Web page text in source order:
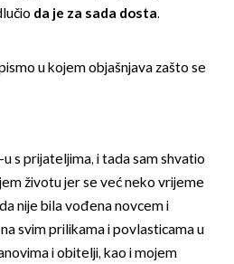
da je za sada dosta.
u kojem objašnjava zašto se
s prijateljima, i tada sam shvatio
životu jer se već neko vrijeme
nije bila vođena novcem i
svim prilikama i povlasticama u
i obitelji, kao i mojem